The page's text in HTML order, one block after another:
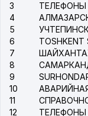
3
4
5
6
7
8
9
10
11
12